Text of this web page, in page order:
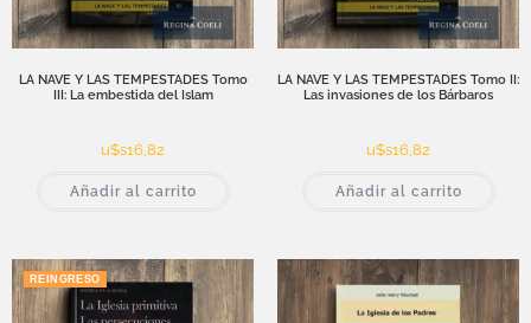
LA NAVE Y LAS TEMPESTADES Tomo
III: La embestida del Islam
u$s16,82
Añadir al carrito
LA NAVE Y LAS TEMPESTADES Tomo II:
Las invasiones de los Bárbaros
u$s16,82
Añadir al carrito
REINGRESO